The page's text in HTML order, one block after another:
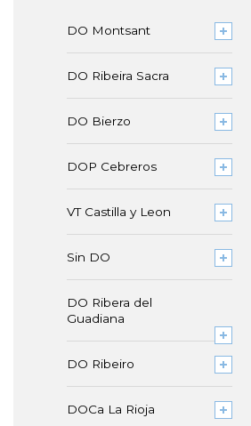
DO Montsant
DO Ribeira Sacra
DO Bierzo
DOP Cebreros
VT Castilla y Leon
Sin DO
DO Ribera del
Guadiana
DO Ribeiro
DOCa La Rioja